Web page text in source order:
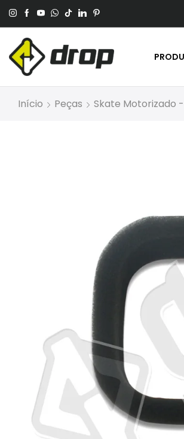
No Pagamento Por PIX Ou Boleto.
Início Peças Skate Motorizado